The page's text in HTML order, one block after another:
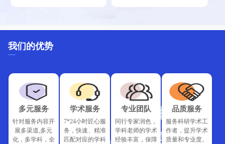
我们的优势
多元服务
针对服务内容开
展多渠道,多元
化，多学科，全
学术服务
7*24小时匠心服
务，快速、精准
匹配对应的学科
专业团队
同行专家润色，
学科老师的学术
经验丰富，保障
品质服务
服务科研学术工
作者，提升学术
质量和专业度。